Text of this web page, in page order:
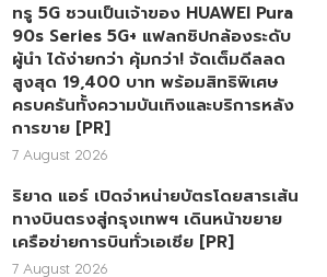
ทรู 5G ชวนเป็นเจ้าของ HUAWEI Pura
90s Series 5G+ แฟลกชิปกล้องระดับ
ผู้นำ ได้ง่ายกว่า คุ้มกว่า! จัดเต็มดีลลด
สูงสุด 19,400 บาท พร้อมสิทธิพิเศษ
ครบครันทั้งความบันเทิงและบริการหลัง
การขาย [PR]
7 August 2026
ริยาด แอร์ เปิดจำหน่ายบัตรโดยสารเส้น
ทางบินตรงสู่กรุงเทพฯ เดินหน้าขยาย
เครือข่ายการบินทั่วเอเชีย [PR]
7 August 2026